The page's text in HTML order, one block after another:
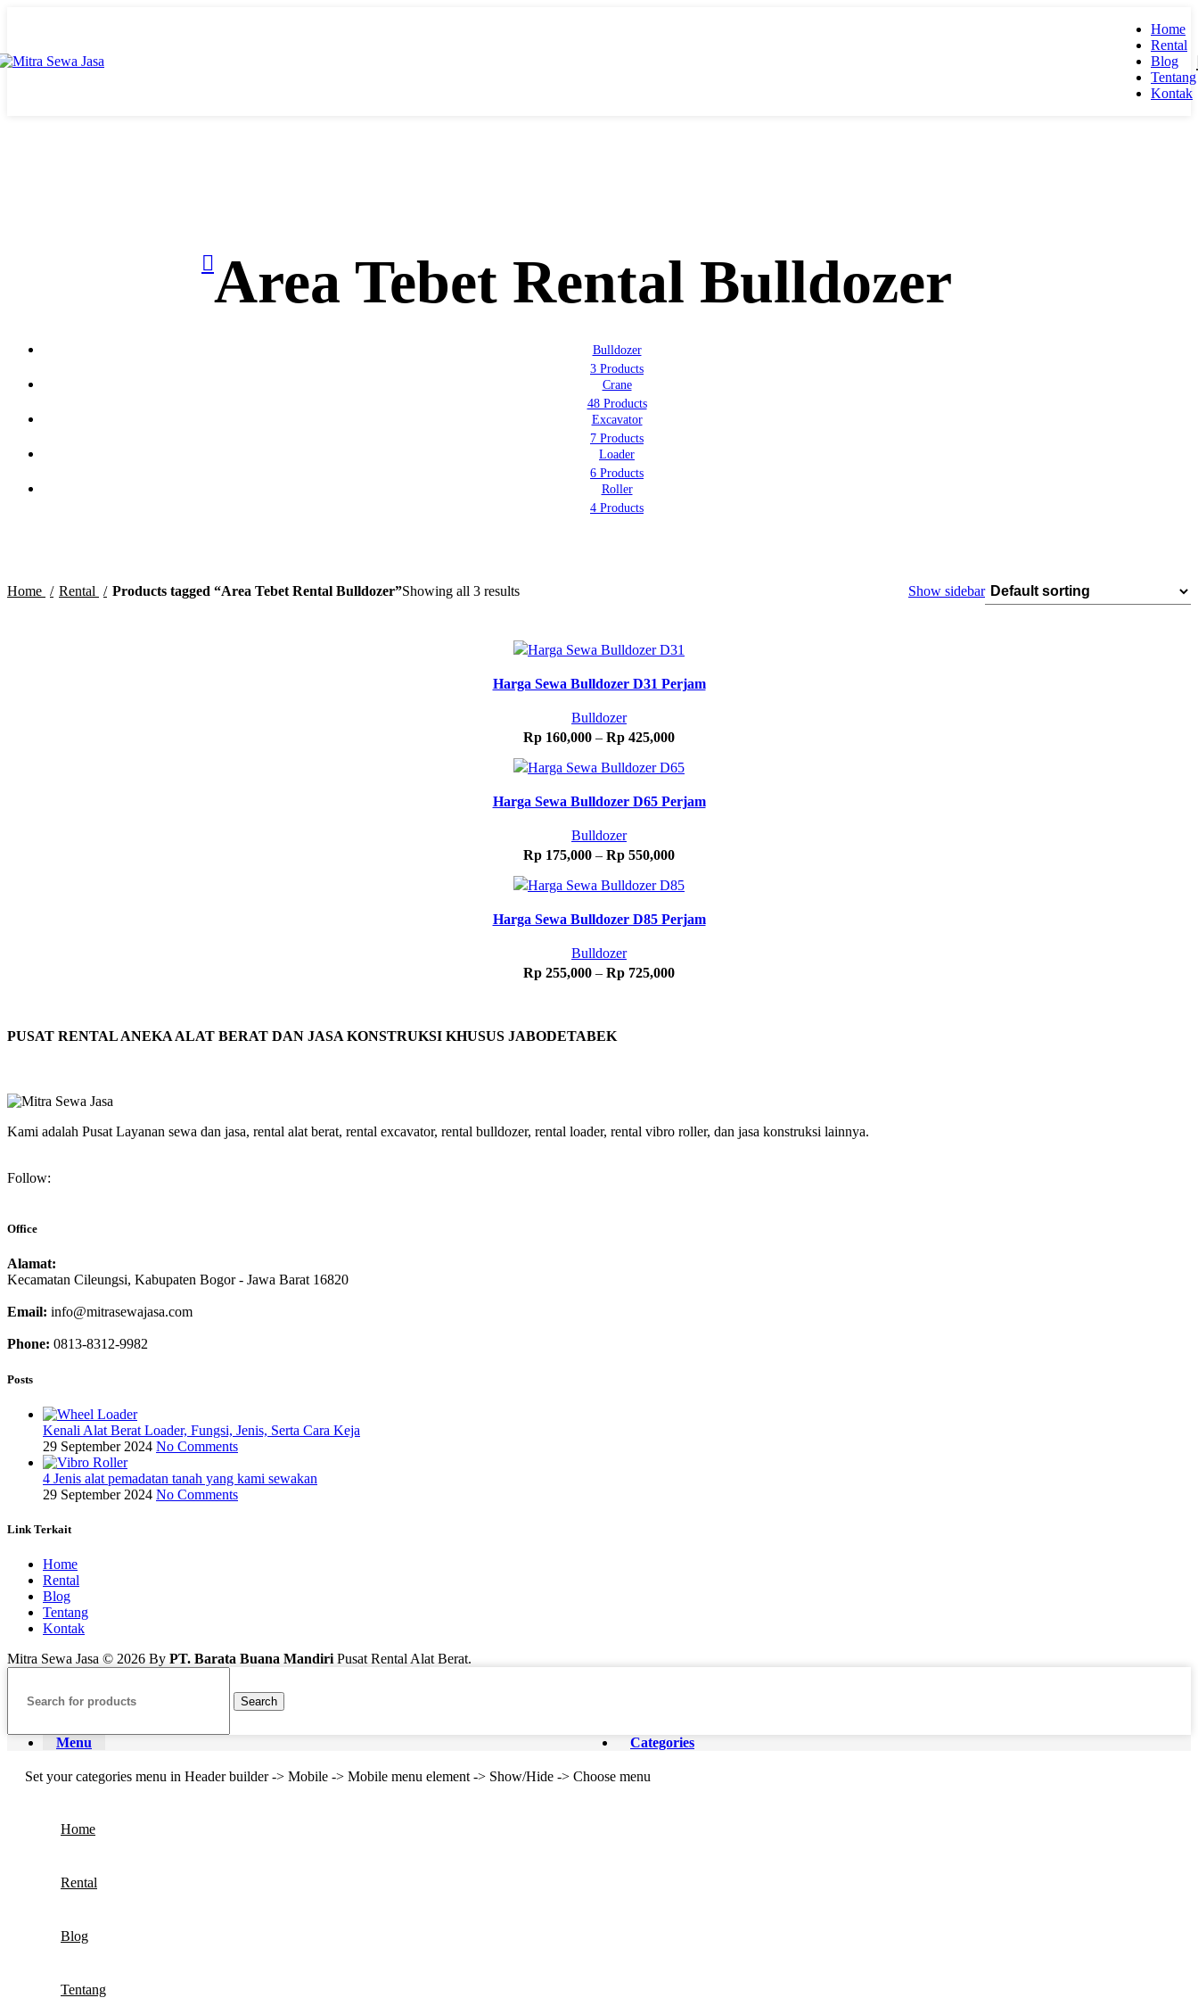
Home
Rental
Blog
Tentang
Kontak
Area Tebet Rental Bulldozer
Bulldozer
3 Products
Crane
48 Products
Excavator
7 Products
Loader
6 Products
Roller
4 Products
Home Rental Products tagged “Area Tebet Rental Bulldozer”Showing all 3 results Show sidebar
Harga Sewa Bulldozer D31 Perjam
Bulldozer
Rp 160,000 – Rp 425,000
Harga Sewa Bulldozer D65 Perjam
Bulldozer
Rp 175,000 – Rp 550,000
Harga Sewa Bulldozer D85 Perjam
Bulldozer
Rp 255,000 – Rp 725,000
PUSAT RENTAL ANEKA ALAT BERAT DAN JASA KONSTRUKSI KHUSUS JABODETABEK
Kami adalah Pusat Layanan sewa dan jasa, rental alat berat, rental excavator, rental bulldozer, rental loader, rental vibro roller, dan jasa konstruksi lainnya.
Follow:
Office
Alamat:
Kecamatan Cileungsi, Kabupaten Bogor - Jawa Barat 16820
Email: info@mitrasewajasa.com
Phone: 0813-8312-9982
Posts
Kenali Alat Berat Loader, Fungsi, Jenis, Serta Cara Keja
29 September 2024 No Comments
4 Jenis alat pemadatan tanah yang kami sewakan
29 September 2024 No Comments
Link Terkait
Home
Rental
Blog
Tentang
Kontak
Mitra Sewa Jasa © 2026 By PT. Barata Buana Mandiri Pusat Rental Alat Berat.
Search
Menu Categories
Set your categories menu in Header builder -> Mobile -> Mobile menu element -> Show/Hide -> Choose menu
Home
Rental
Blog
Tentang